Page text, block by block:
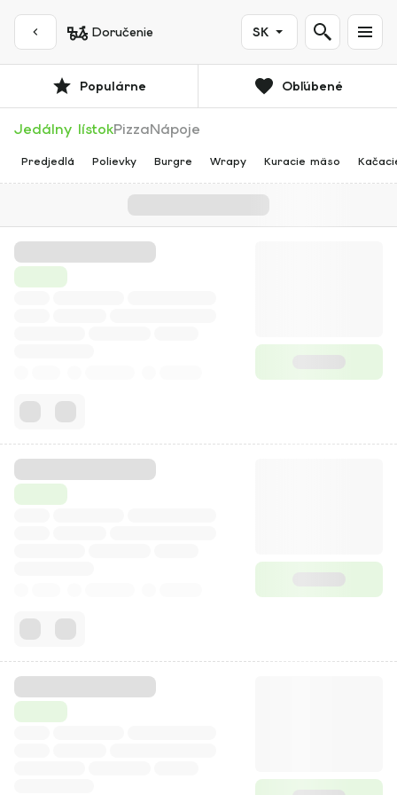
Doručenie SK
Populárne Obľúbené
Jedálny lístokPizzaNápoje
Predjedlá Polievky Burgre Wrapy Kuracie mäso